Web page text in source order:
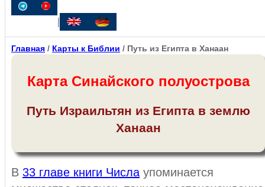
|
Главная / Карты к Библии / Путь из Египта в Ханаан
Карта Синайского полуострова
Путь Израильтян из Египта в землю
Ханаан
В 33 главе книги Числа упоминается